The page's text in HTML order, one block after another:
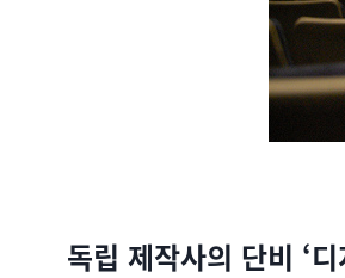
독립 제작사의 단비 ‘